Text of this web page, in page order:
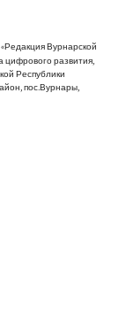
Вурнарской
цифрового развития,
Республики
пос.Вурнары,